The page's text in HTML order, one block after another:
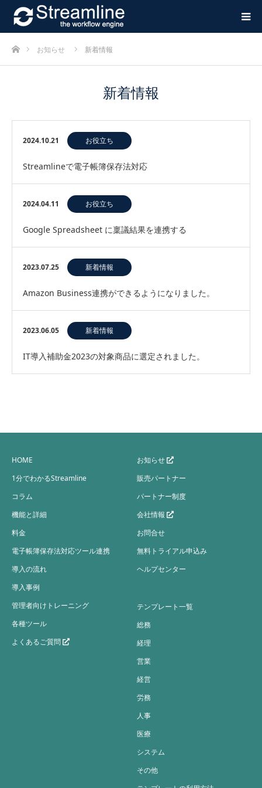
ホームお知らせ 新着情報
新着情報
2024.10.21 お役立ち
Streamlineで電子帳簿保存法対応
2024.04.11 お役立ち
Google Spreadsheet に稟議結果を連携する
2023.07.25 新着情報
Amazon Business連携ができるようになりました。
2023.06.05 新着情報
IT導入補助金2023の対象商品に選定されました。
HOME
1分でわかるStreamline
コラム
機能と詳細
料金
電子帳簿保存法対応ツール連携
導入の流れ
導入事例
管理者向けトレーニング
各種ツール
よくあるご質問
お知らせ
販売パートナー
パートナー制度
会社情報
お問合せ
無料トライアル申込み
ヘルプセンター
テンプレート一覧
総務
経理
営業
経営
労務
人事
医療
システム
その他